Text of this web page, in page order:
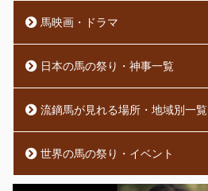
馬映画・ドラマ
日本の馬の祭り・神事一覧
流鏑馬が見れる場所・地域別一覧
世界の馬の祭り・イベント